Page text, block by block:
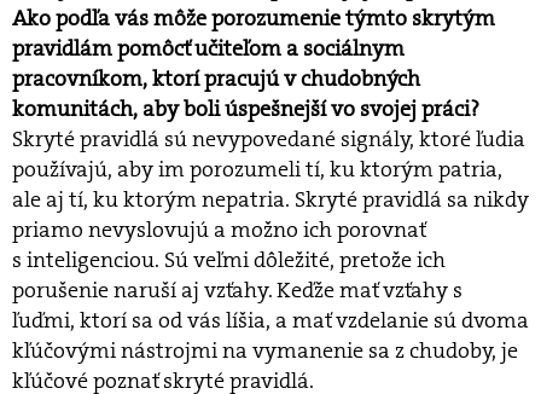
Ako podľa vás môže porozumenie týmto skrytým
pravidlám pomôcť učiteľom a sociálnym
pracovníkom, ktorí pracujú v chudobných
komunitách, aby boli úspešnejší vo svojej práci?
Skryté pravidlá sú nevypovedané signály, ktoré ľudia
používajú, aby im porozumeli tí, ku ktorým patria,
ale aj tí, ku ktorým nepatria. Skryté pravidlá sa nikdy
priamo nevyslovujú a možno ich porovnať
s inteligenciou. Sú veľmi dôležité, pretože ich
porušenie naruší aj vzťahy. Keďže mať vzťahy s
ľuďmi, ktorí sa od vás líšia, a mať vzdelanie sú dvoma
kľúčovými nástrojmi na vymanenie sa z chudoby, je
kľúčové poznať skryté pravidlá.